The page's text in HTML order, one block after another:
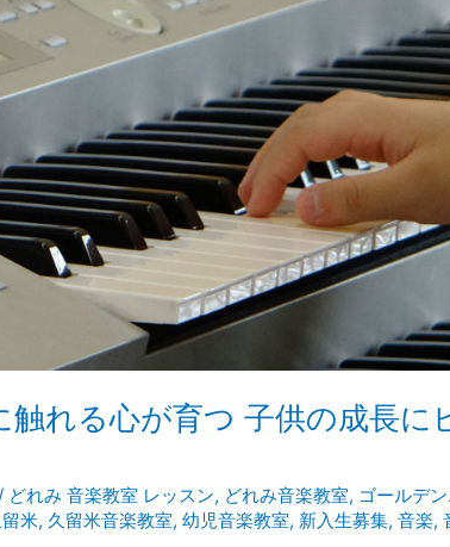
触れる心が育つ 子供の成長に
どれみ 音楽教室 レッスン, どれみ音楽教室, ゴールデ
米, 久留米音楽教室,幼児音楽教室, 新入生募集,音楽,